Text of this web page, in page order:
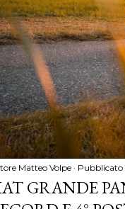
Matteo Volpe Pubblicato
GRANDE